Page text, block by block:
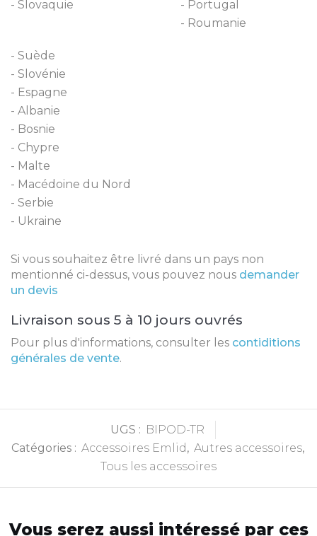
Slovaquie
Portugal
Roumanie
Suède
Slovénie
Espagne
Albanie
Bosnie
Chypre
Malte
Macédoine du Nord
Serbie
Ukraine
Si vous souhaitez être livré dans un pays non
mentionné ci-dessus, vous pouvez nous demander
un devis
Livraison sous 5 à 10 jours ouvrés
Pour plus d'informations, consulter les contiditions
générales de vente.
UGS : BIPOD-TR
Catégories : Accessoires Emlid , Autres accessoires,
Tous les accessoires
Vous serez aussi intéressé par ces